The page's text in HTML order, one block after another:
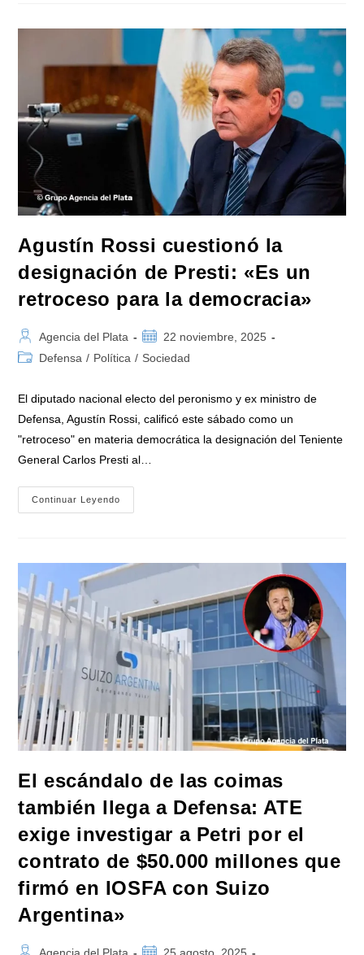
Compra
De
Los
16:
«No
Es
Soberanía
Comprar
Avión
Tiene
Capacidad
En
Agustín Rossi cuestionó la
designación de Presti: «Es un
retroceso para la democracia»
Autor
de
Agencia del Plata
Publicación
de
22 noviembre, 2025
Categoría
entrada:
Defensa / Política / Sociedad
El diputado nacional electo del peronismo y ex ministro de
Defensa, Agustín Rossi, calificó este sábado como un
"retroceso" en materia democrática la designación del Teniente
General Carlos Presti al…
Continuar Leyendo
Rossi
Presti:
«Es
Retroceso
Para
La
Democracia»
El escándalo de las coimas
también llega a Defensa: ATE
exige investigar a Petri por el
contrato de $50.000 millones que
firmó en IOSFA con Suizo
Argentina»
AutorAgencia del Plata Publicación
25 agosto, 2025